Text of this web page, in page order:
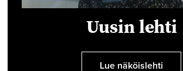
Uusin lehti
Lue näköislehti